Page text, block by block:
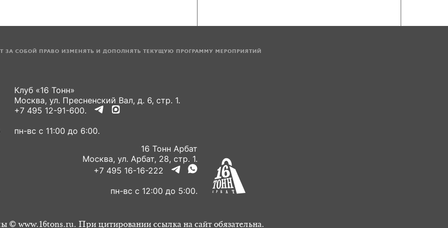
ЗА СОБОЙ ПРАВО ИЗМЕНЯТЬ И ДОПОЛНЯТЬ ТЕКУЩУЮ ПРОГРАММУ МЕРОПРИЯТИЙ
Клуб «16 Тонн»
Москва, ул. Пресненский Вал, д. 6, стр. 1.
+7 495 12-91-600.
пн-вс с 11:00 до 6:00.
16 Тонн Арбат
Москва, ул. Арбат, 28, стр. 1.
+7 495 16-16-222
пн-вс с 12:00 до 5:00.
© www.16tons.ru. При цитировании ссылка на сайт обязательна.